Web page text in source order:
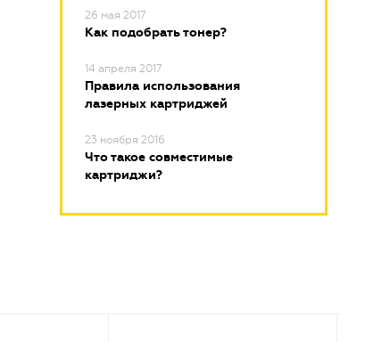
26 мая 2017
Как подобрать тонер?
14 апреля 2017
Правила использования
лазерных картриджей
23 ноября 2016
Что такое совместимые
картриджи?